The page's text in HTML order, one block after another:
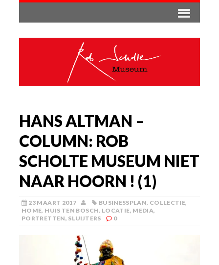
HANS ALTMAN –
COLUMN: ROB
SCHOLTE MUSEUM NIET
NAAR HOORN ! (1)
23 MAART 2017 BUSINESSPLAN, COLLECTIE,
HOME, HUIS TEN BOSCH, LOCATIE, MEDIA,
PORTRETTEN, SLUIJTERS 0